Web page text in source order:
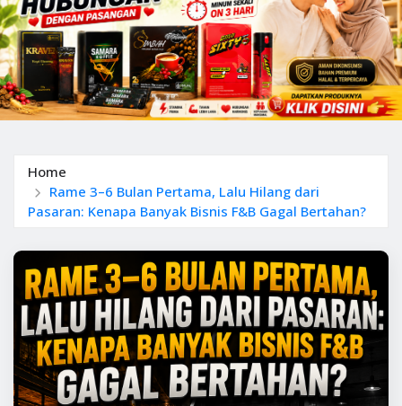
Home
Rame 3–6 Bulan Pertama, Lalu Hilang dari
Pasaran: Kenapa Banyak Bisnis F&B Gagal Bertahan?